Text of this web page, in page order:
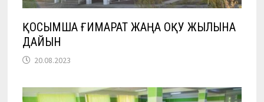
ҚОСЫМША ҒИМАРАТ ЖАҢА ОҚУ ЖЫЛЫНА
ДАЙЫН
20.08.2023